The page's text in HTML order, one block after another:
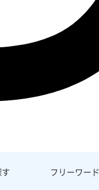
す フリーワード